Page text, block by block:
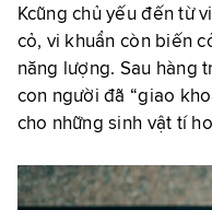
Kcũng chủ yếu đến từ
cỏ, vi khuẩn còn biến
năng lượng. Sau hàng
con người đã “giao
cho những sinh vật tí